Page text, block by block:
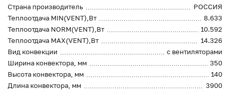
Страна производитель
РОССИЯ
Теплоотдача MIN(VENT),Вт
8.633
Теплоотдача NORM(VENT),Вт
10.592
Теплоотдача MAX(VENT),Вт
14.326
Вид конвекции
с вентиляторами
Ширина конвектора, мм
350
Высота конвектора, мм
140
Длина конвектора, мм
3900